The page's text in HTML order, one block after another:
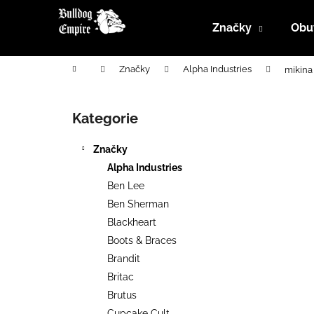
Značky
Domů Značky Alpha Industries
Přeskočit
kategorie
Kategorie
Značky
Alpha Industries
Ben Lee
Ben Sherman
Blackheart
Boots & Braces
Brandit
Britac
Brutus
í
Zpět
do
Zpět
do